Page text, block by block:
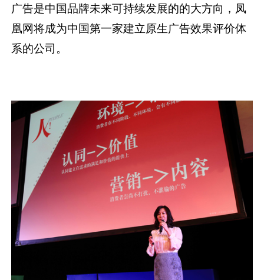
广告是中国品牌未来可持续发展的的大方向，凤
凰网将成为中国第一家建立原生广告效果评价体
系的公司。